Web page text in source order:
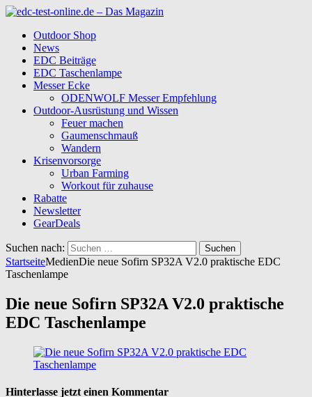
Outdoor Shop
News
EDC Beiträge
EDC Taschenlampe
Messer Ecke
ODENWOLF Messer Empfehlung
Outdoor-Ausrüstung und Wissen
Feuer machen
Gaumenschmauß
Wandern
Krisenvorsorge
Urban Farming
Workout für zuhause
Rabatte
Newsletter
GearDeals
Suchen nach:
StartseiteMedienDie neue Sofirn SP32A V2.0 praktische EDC
Taschenlampe
Die neue Sofirn SP32A V2.0 praktische
EDC Taschenlampe
Hinterlasse jetzt einen Kommentar